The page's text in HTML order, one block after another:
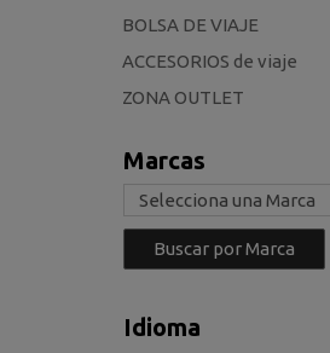
BOLSA DE VIAJE
ACCESORIOS de viaje
ZONA OUTLET
Marcas
Idioma